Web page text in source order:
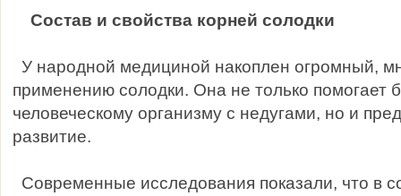
Состав и свойства корней солодки
У народной медициной накоплен огромный,
применению солодки. Она не только помогает
человеческому организму с недугами, но и
развитие.
Современные исследования показали, что в